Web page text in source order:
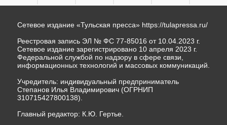
Сетевое издание «Тульская пресса» https://tulapressa.ru/
Реестровая запись ЭЛ № ФС 77-85016 от 10.04.2023 г.
Сетевое издание зарегистрировано 10 апреля 2023 г.
Федеральной службой по надзору в сфере связи,
информационных технологий и массовых коммуникаций.
Учредитель: индивидуальный предприниматель
Степанов Илья Владимирович (ОГРНИП
310715427800138).
Главный редактор: К.Ю. Гертье.